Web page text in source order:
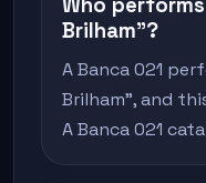
Brilham"?
A Banca 021
Brilham", and
A Banca 021